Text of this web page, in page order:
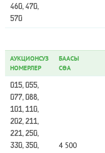
460, 470,
570
АУКЦИОНСУЗ
НОМЕРЛЕР
БААСЫ
СӨА
015, 055,
077, 088,
101, 110,
202, 211,
221, 250,
330, 350,
4 500